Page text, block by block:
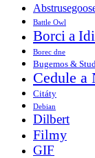
Battle Owl
Borci a
Borec dne
Bugemos &
Cedule a
Citáty
Debian
Dilbert
Filmy
GIF